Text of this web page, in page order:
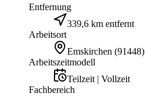
Entfernung
339,6 km entfernt
Arbeitsort
Emskirchen (91448)
Arbeitszeitmodell
Teilzeit | Vollzeit
Fachbereich